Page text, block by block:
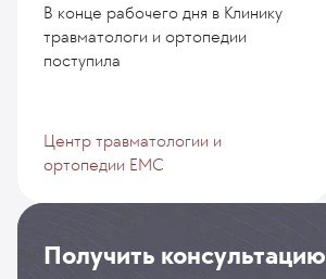
В конце рабочего дня в Клинику
травматологи и ортопедии
поступила
Центр травматологии и
ортопедии EMC
Получить консультацию